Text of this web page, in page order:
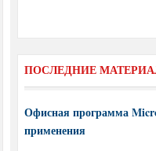
ПОСЛЕДНИЕ
Офисная программа
применения